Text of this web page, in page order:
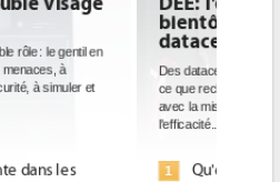
obligation pour les
durables et plus efficaces, c'est
les pouvoirs publics européens
de la nouvelle Directive sur
que la DEE (directive